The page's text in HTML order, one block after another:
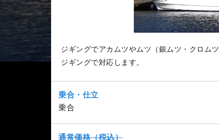
ジギングでアカムツやムツ（銀ムツ・クロム
ジギングで対応します。
乗合・仕立
乗合
通常価格（税込）